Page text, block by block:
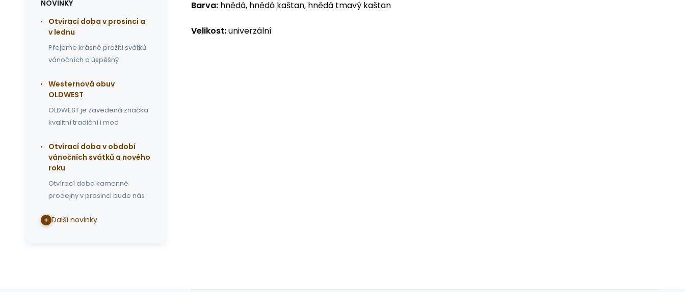
Barva: hnědá, hnědá kaštan, hnědá tmavý kaštan
Velikost:univerzální
NOVINKY
Otvírací doba v prosinci a
v lednu
Přejeme krásné prožití svátků
vánočních a úspěšný
Westernová obuv
OLDWEST
OLDWEST je zavedená značka
kvalitní tradiční i mod
Otvírací doba v období
vánočních svátků a nového
roku
Otvírací doba kamenné
prodejny v prosinci bude nás
Další novinky